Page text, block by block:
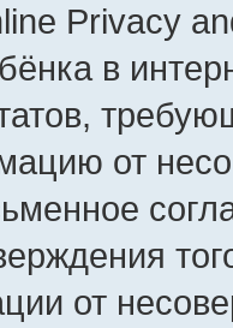
Privacy
в
от
от